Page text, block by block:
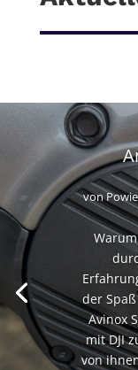
vonPowie
der
Avinox
mit DJI
von